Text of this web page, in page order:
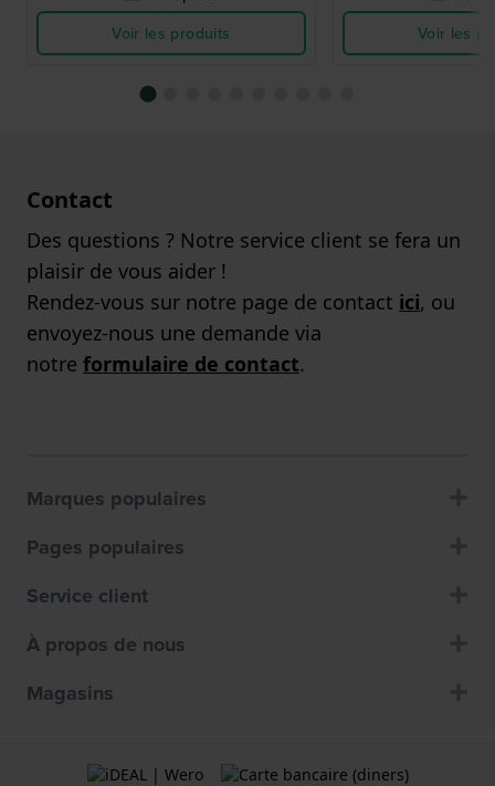
Voir les produits
Voir les
Contact
Des questions ? Notre service client se fera un
plaisir de vous aider !
Rendez-vous sur notre page de contact ici, ou
envoyez-nous une demande via
notre formulaire de contact.
Marques populaires
Pages populaires
Service client
À propos de nous
Magasins